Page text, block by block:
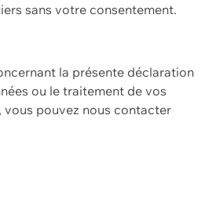
sans votre consentement.
la présente déclaration
ou le traitement de vos
vous pouvez nous contacter